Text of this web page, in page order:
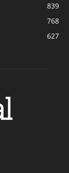
839
768
627